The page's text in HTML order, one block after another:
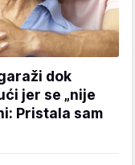
dok
jer se „nije
Pristala sam